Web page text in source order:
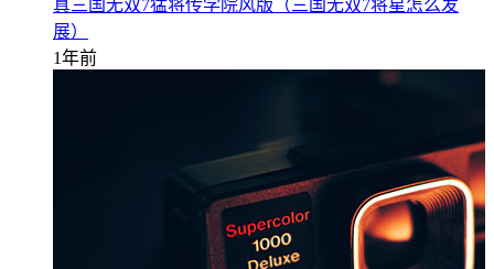
真三国无双7猛将传学院风版（三国无双7将星怎么发
展）
1年前